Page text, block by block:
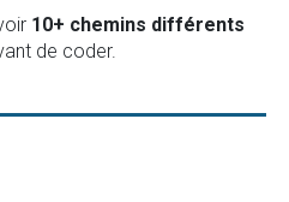
10+ chemins différents
de coder.